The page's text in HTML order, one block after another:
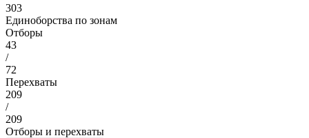
303
Единоборства по зонам
Отборы
43
/
72
Перехваты
209
/
209
Отборы и перехваты